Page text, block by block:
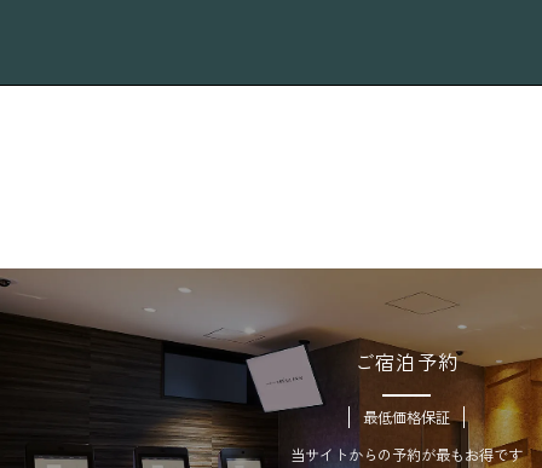
ご宿泊予約
最低価格保証
当サイトからの予約が最もお得です